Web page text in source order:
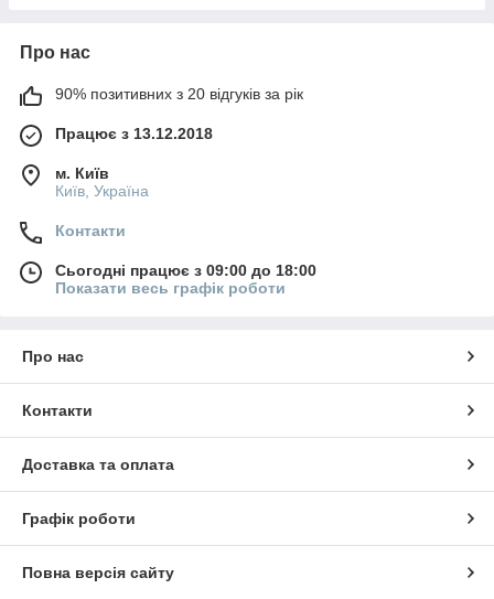
Про нас
90% позитивних з 20 відгуків за рік
Працює з 13.12.2018
м. Київ
Київ, Україна
Контакти
Сьогодні працює з 09:00 до 18:00
Показати весь графік роботи
Про нас
Контакти
Доставка та оплата
Графік роботи
Повна версія сайту